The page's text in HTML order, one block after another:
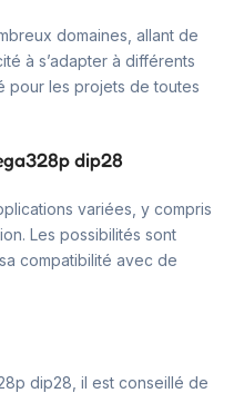
domaines, allant de
à s’adapter à différents
pour les projets de toutes
dip28
variées, y compris
Les possibilités sont
compatibilité avec de
dip28, il est conseillé de